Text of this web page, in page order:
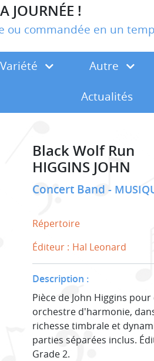
JOURNÉE !
ou commandée en un
Variété Autre
Actualités
Black Wolf Run
HIGGINS JOHN
Concert Band
Répertoire
Éditeur : Hal Leonard
Description :
Pièce de John Higgins
orchestre d'harmonie,
richesse timbrale et
parties séparées inclus.
Grade 2.